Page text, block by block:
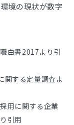
境の現状が数字
白書2017より引
関する定量調査よ
用に関する企業
引用